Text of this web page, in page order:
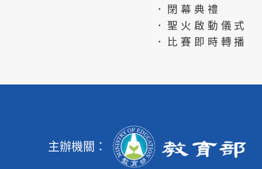
．閉幕典禮
．聖火啟動儀式
．比賽即時轉播
主辦機關：